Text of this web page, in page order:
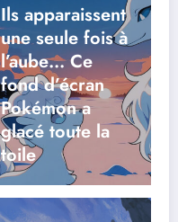
Ils apparaissent
une seule fois à
l’aube… Ce
fond d’écran
Pokémon a
glacé toute la
toile